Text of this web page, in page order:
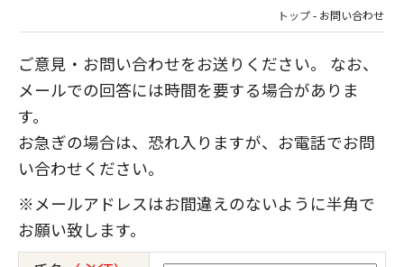
トップ - お問い合わせ
ご意見・お問い合わせをお送りください。 なお、
メールでの回答には時間を要する場合がありま
す。
お急ぎの場合は、恐れ入りますが、お電話でお問
い合わせください。
※メールアドレスはお間違えのないように半角で
お願い致します。